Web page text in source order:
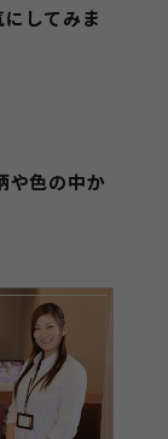
してみま
や色の中か